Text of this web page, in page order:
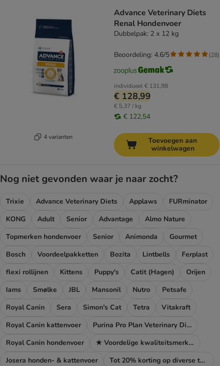
4 varianten
Advance Veterinary Diets
Renal Hondenvoer
Dubbelpak: 2 x 12 kg
individueel€ 131,98
€ 128,99
€ 5,37 / kg
€ 122,54
Beoordeling: 4.6/5 (28)
Toevoegen aan
winkelwagen
Nog niet gevonden waar je naar zocht?
Trixie Advance Veterinary Diets Applaws
FURminator
KONG
Adult Senior Advantage
Almo Nature
Topmerken hondenvoer
Senior Animonda
Gourmet
Bosch
Voordeelpakketten Bozita Lintbells
Ferplast
flexi rollijnen
Kittens Puppy's Catit (Hagen)
Orijen
Iams
Smølke JBL Mansonil Nutro
Petsafe
Royal Canin
Sera Simon's Cat Tetra
Vitakraft
Royal Canin kattenvoer
Purina Pro Plan Veterinary Diets
Royal Canin hondenvoer
★ Voordelige kwaliteitsmerken
Josera honden- & kattenvoer
Tot 20% korting op diverse topmerken!